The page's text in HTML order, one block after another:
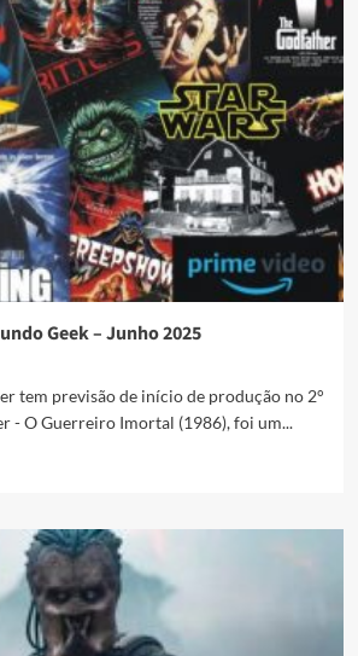
Geek – Junho 2025
tem previsão de início de produção no 2°
- O Guerreiro Imortal (1986), foi um...